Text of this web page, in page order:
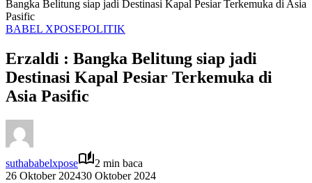
Bangka Belitung siap jadi Destinasi Kapal Pesiar Terkemuka di Asia
Pasific
BABEL XPOSEPOLITIK
Erzaldi : Bangka Belitung siap jadi
Destinasi Kapal Pesiar Terkemuka di
Asia Pasific
suthababelxpose
2 min baca
26 Oktober 202430 Oktober 2024